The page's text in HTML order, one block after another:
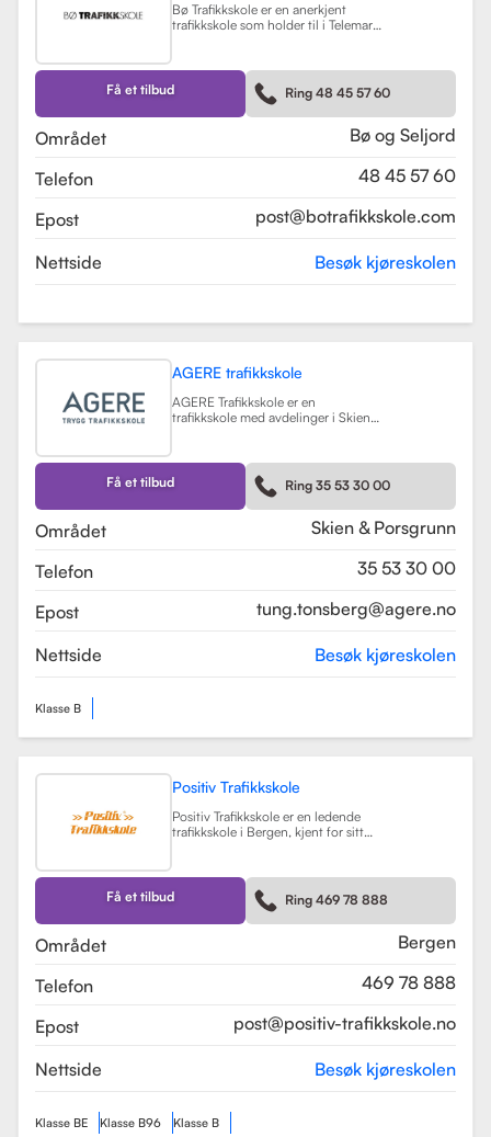
Bø Trafikkskole er en anerkjent
trafikkskole som holder til i Telemark,
elever. Skolen tilbyr opplæring for
førerkort i klasse B, B96 og BE, samt
en rekke kurs som trafikalt
grunnkurs, mørkekjøring, førstehjelp
Få et tilbud Ring 48 45 57 60
Området
Bø og Seljord
Telefon
48 45 57 60
Epost
post@botrafikkskole.com
Nettside Besøk kjøreskolen
AGERE trafikkskole
AGERE Trafikkskole er en
trafikkskole med avdelinger i Skien
førerkortklasser, fra moped til buss
og lastebil. Skolen har som mål å gi
elevene de nødvendige ferdighetene
og holdningene for å bli trygge og
kompetente sjåfører, med et fokus
på nullvisjonen om ingen drepte
god kvalitet på opplæringen.
AGERE Trafikkskole tilbyr også ulike
teorikurs og spesialiserte moduler
Les mer
Få et tilbud Ring 35 53 30 00
Området
Skien & Porsgrunn
Telefon
35 53 30 00
Epost
tung.tonsberg@agere.no
Nettside Besøk kjøreskolen
Klasse B
Positiv Trafikkskole
Positiv Trafikkskole er en ledende
trafikkskole i Bergen, kjent for sitt
føreropplæring for både bil,
tilhenger og moped, og har
spesialiserte kurs som trafikalt
grunnkurs og mørkekjøring. Les mer
Få et tilbud Ring 469 78 888
Området
Bergen
Telefon
469 78 888
Epost
post@positiv-trafikkskole.no
Nettside Besøk kjøreskolen
Klasse BE Klasse B96 Klasse B